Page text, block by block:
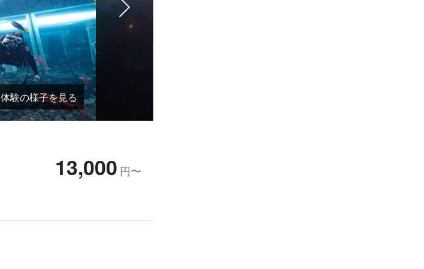
体験の様子を見る
13,000 円〜